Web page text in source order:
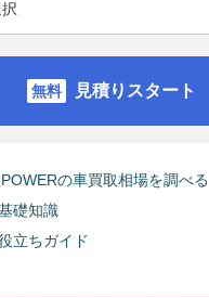
見積りスタート
の車買取相場を調べる
礎知識
立ちガイド